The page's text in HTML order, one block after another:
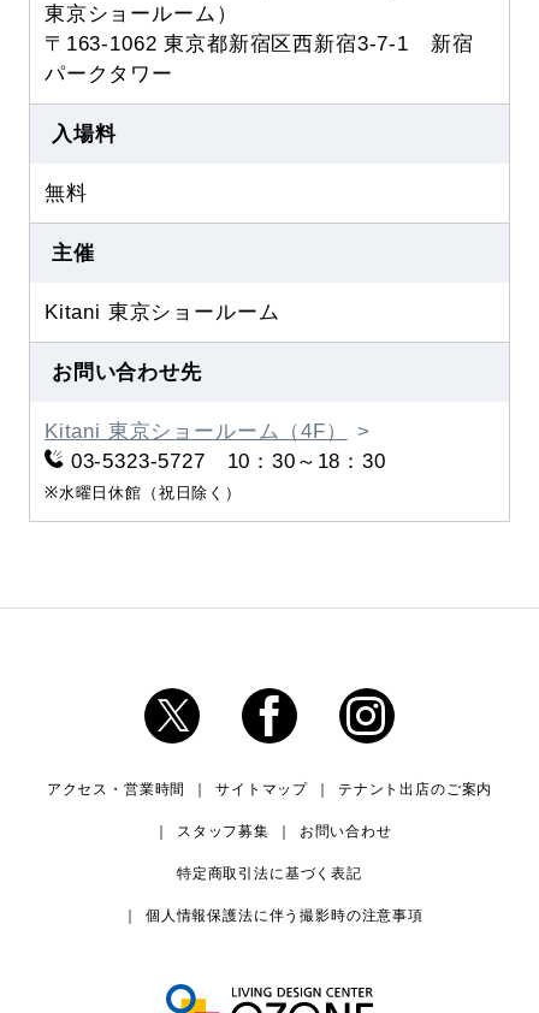
東京ショールーム）
〒163-1062 東京都新宿区西新宿3-7-1 新宿
パークタワー
入場料
無料
主催
Kitani 東京ショールーム
お問い合わせ先
Kitani 東京ショールーム（4F）
03-5323-5727 10：30～18：30
※水曜日休館（祝日除く）
アクセス・営業時間 サイトマップ テナント出店のご案内
スタッフ募集 お問い合わせ
特定商取引法に基づく表記
個人情報保護法に伴う撮影時の注意事項